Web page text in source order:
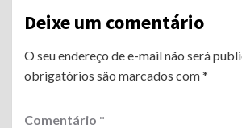
Deixe um comentário
O seu endereço de e-mail não será
obrigatórios são marcados com*
Comentário *